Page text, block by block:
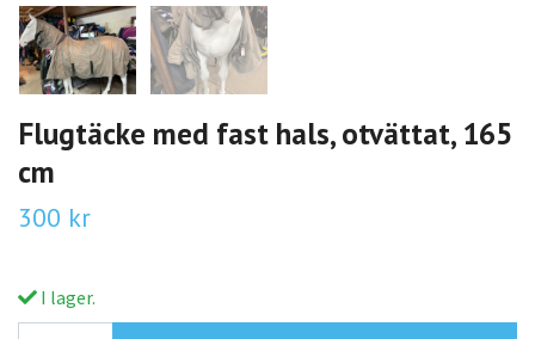
Flugtäcke med fast hals, otvättat, 165
cm
300 kr
I lager.